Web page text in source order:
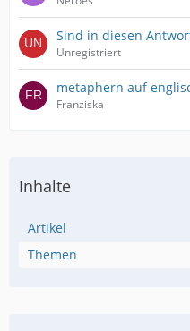
Sind in diesen
Unregistriert
metaphern auf
Franziska
Inhalte
Artikel
Themen